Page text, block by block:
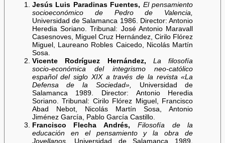
Jesús Luis Paradinas Fuentes, El pensamiento
socioeconómico de Pedro de Valencia,
Universidad de Salamanca 1986. Director: Antonio
Heredia Soriano. Tribunal: José Antonio Maravall
Casesnoves, Miguel Cruz Hernández, Cirilo Flórez
Miguel, Laureano Robles Caicedo, Nicolás Martín
Sosa.
Vicente Rodríguez Hernández,
La filosofía
socio-económica del integrismo neo-católico
español del siglo XIX a través de la revista «La
Defensa de la Sociedad»,
Universidad de
Salamanca 1989. Director: Antonio Heredia
Soriano. Tribunal: Cirilo Flórez Miguel, Francisco
Abad Nebot, Nicolás Martín Sosa, Antonio
Jiménez García, Pablo García Castillo.
Francisco Flecha Andrés,
Filosofía de la
educación en el pensamiento y la obra de
Jovellanos,
Universidad de Salamanca 1989.